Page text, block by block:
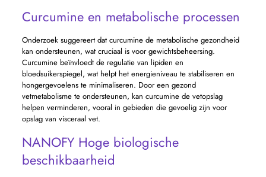
Curcumine en metabolische processen
Onderzoek suggereert dat curcumine de metabolische gezondheid
kan ondersteunen, wat cruciaal is voor gewichtsbeheersing.
Curcumine beïnvloedt de regulatie van lipiden en
bloedsuikerspiegel, wat helpt het energieniveau te stabiliseren en
hongergevoelens te minimaliseren. Door een gezond
vetmetabolisme te ondersteunen, kan curcumine de vetopslag
helpen verminderen, vooral in gebieden die gevoelig zijn voor
opslag van visceraal vet.
NANOFY Hoge biologische
beschikbaarheid